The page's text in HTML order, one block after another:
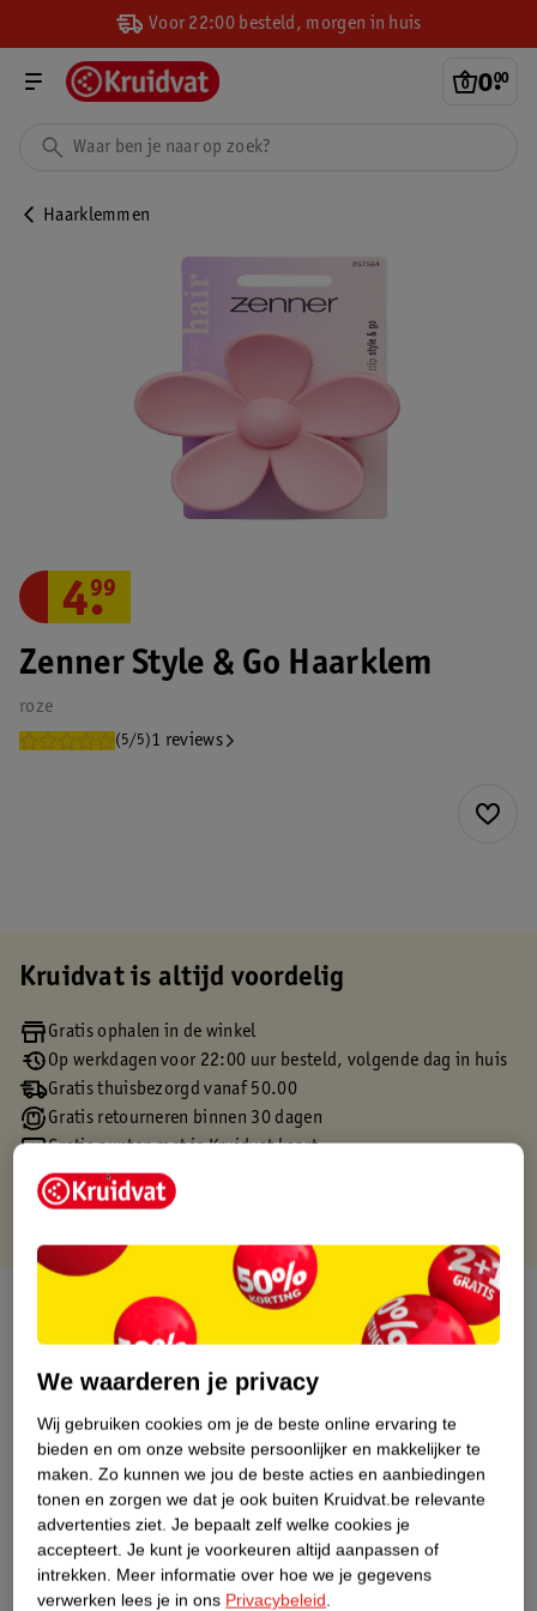
Voor 22:00 besteld, morgen in huis
0.
00
Haarklemmen
Zenner Style & Go Haarklem
roze
(5/5)1 reviews
4.
99
Kruidvat is altijd voordelig
Gratis ophalen in de winkel
Op werkdagen voor 22:00 uur besteld, volgende dag in huis
Gratis thuisbezorgd vanaf 50.00
Gratis retourneren binnen 30 dagen
Gratis punten met je Kruidvat kaart
Over dit product
Etiketinformatie
Nature Impact Score
Dit product heeft (nog) geen Nature
We waarderen je privacy
Wij gebruiken cookies om je de beste online ervaring te
bieden en om onze website persoonlijker en makkelijker te
maken. Zo kunnen we jou de beste acties en aanbiedingen
tonen en zorgen we dat je ook buiten Kruidvat.be relevante
advertenties ziet. Je bepaalt zelf welke cookies je
accepteert. Je kunt je voorkeuren altijd aanpassen of
intrekken. Meer informatie over hoe we je gegevens
verwerken lees je in ons Privacybeleid.